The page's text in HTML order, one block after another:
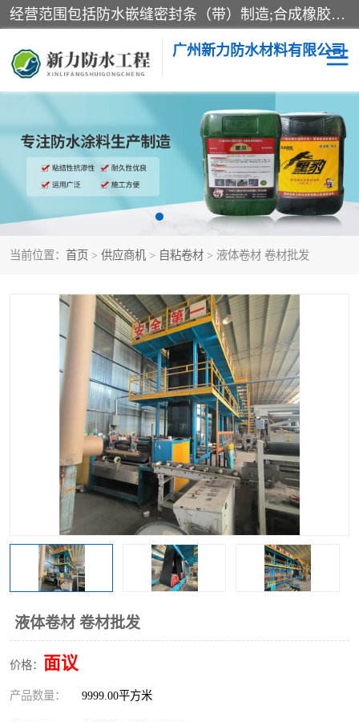
经营范围包括防水嵌缝密封条（带）制造;合成橡胶制造（监控化学品、危险化学品除外）;沥青混合物制造;防水胶粘带制造;其他合成材料制造（监控化学品、危险化学品除外）;涂料制造（监控化学品、危险化学品除外）;建筑结构防水补漏;防水建筑材料制造;粘合剂制造（监控化学品、危险化学品除外）;涂料零售;广州新力防水材料有限公司具有1处分支机构。
广州新力防水材料有限公司
当前位置： 首页 > 供应商机 > 自粘卷材 > 液体卷材 卷材批发
液体卷材 卷材批发
价格： 面议
产品数量： 9999.00平方米
黑豹防水胶 建筑108胶水
乳化沥青防水涂料 自粘卷材
非固化橡胶防水涂料